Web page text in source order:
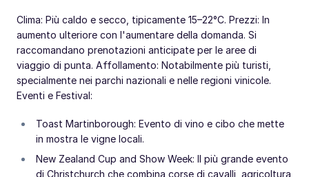
Clima: Più caldo e secco, tipicamente 15–22°C. Prezzi: In
aumento ulteriore con l'aumentare della domanda. Si
raccomandano prenotazioni anticipate per le aree di
viaggio di punta. Affollamento: Notabilmente più turisti,
specialmente nei parchi nazionali e nelle regioni vinicole.
Eventi e Festival:
Toast Martinborough: Evento di vino e cibo che mette
in mostra le vigne locali.
New Zealand Cup and Show Week: Il più grande evento
di Christchurch che combina corse di cavalli, agricoltura